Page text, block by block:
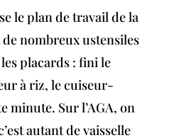
le plan de travail de la
nombreux ustensiles
placards : fini le
à riz, le cuiseur-
minute. Sur l’AGA, on
autant de vaisselle